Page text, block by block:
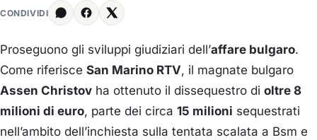
CONDIVIDI
Proseguono gli sviluppi giudiziari dell’affare bulgaro.
Come riferisce San Marino RTV, il magnate bulgaro
Assen Christov ha ottenuto il dissequestro di oltre 8
milioni di euro, parte dei circa 15 milioni sequestrati
nell’ambito dell’inchiesta sulla tentata scalata a Bsm e